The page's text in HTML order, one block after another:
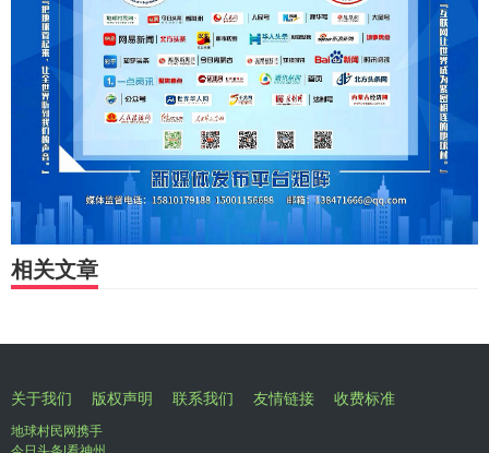
相关文章
关于我们 版权声明 联系我们 友情链接 收费标准
地球村民网携手